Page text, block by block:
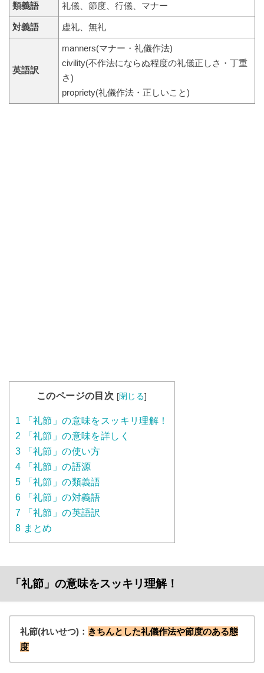
類義語 礼儀、節度、行儀、マナー
対義語 虚礼、無礼
英語訳
manners(マナー・礼儀作法)
civility(不作法にならぬ程度の礼儀正しさ・丁重
さ)
propriety(礼儀作法・正しいこと)
このページの目次 [閉じる]
1 「礼節」の意味をスッキリ理解！
2 「礼節」の意味を詳しく
3 「礼節」の使い方
4 「礼節」の語源
5 「礼節」の類義語
6 「礼節」の対義語
7 「礼節」の英語訳
8 まとめ
「礼節」の意味をスッキリ理解！
礼節(れいせつ)： きちんとした礼儀作法や節度のある態
度